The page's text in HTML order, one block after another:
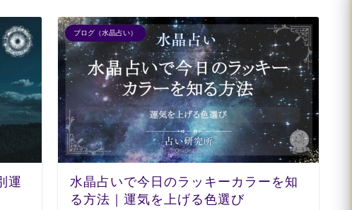
運
ブログ（水晶占い）
水晶占いで今日のラッキーカラーを知
る方法｜運気を上げる色選び